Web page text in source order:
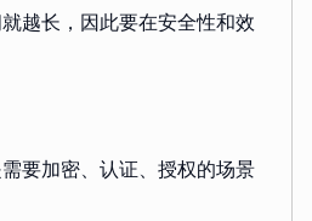
越长，因此要在安全性和效
要加密、认证、授权的场景